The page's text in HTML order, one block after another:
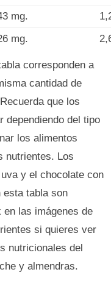
mg.
mg.
corresponden a
cantidad de
que los
dependiendo del tipo
los alimentos
nutrientes. Los
y el chocolate con
esta tabla son
las imágenes de
si quieres ver
nutricionales del
y almendras.